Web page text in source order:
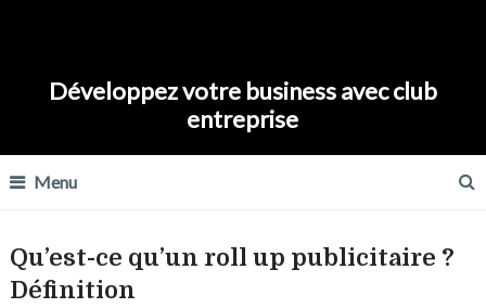
Développez votre business avec club
entreprise
Menu
Qu’est-ce qu’un roll up publicitaire ?
Définition